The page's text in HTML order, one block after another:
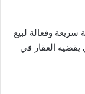
سريعة وفعالة لبيع
العقار في